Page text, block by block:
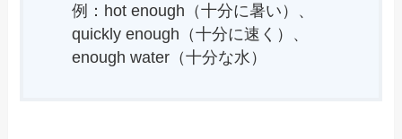
例：hot enough（十分に暑い）、
quickly enough（十分に速く）、
enough water（十分な水）